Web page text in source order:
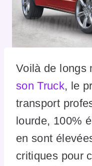
Voilà de longs
son Truck, le
transport
lourde, 100%
en sont
critiques pour